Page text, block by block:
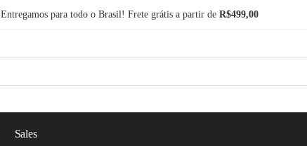
Entregamos para todo o Brasil! Frete grátis a partir deR$499,00
Sales